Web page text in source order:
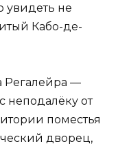
не
Кабо-де-
Регалейра —
неподалёку от
поместья
дворец,